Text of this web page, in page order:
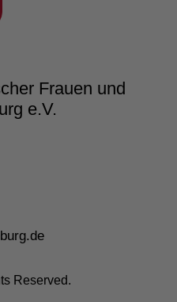
Frauen und
e.V.
Reserved.